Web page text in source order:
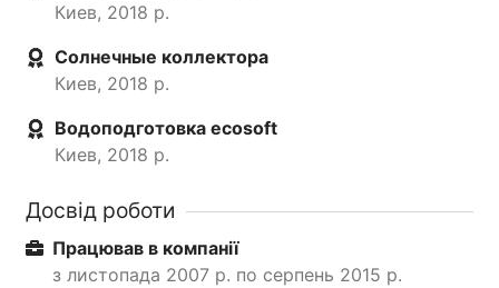
Киев, 2018 р.
Солнечные коллектора
Киев, 2018 р.
Водоподготовка ecosoft
Киев, 2018 р.
Досвід роботи
Працював в компанії
з листопада 2007 р. по серпень 2015 р.